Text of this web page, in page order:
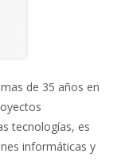
de 35 años en
tecnologías, es
informáticas y